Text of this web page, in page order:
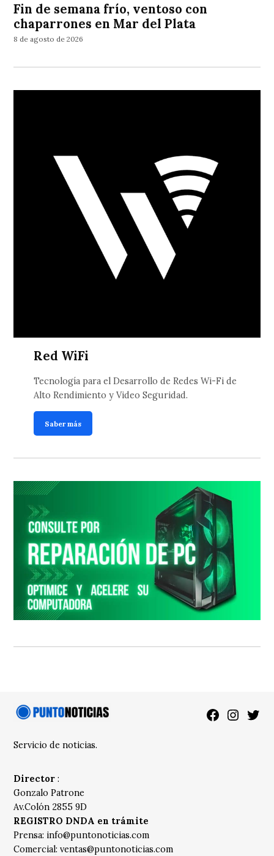
Fin de semana frío, ventoso con
chaparrones en Mar del Plata
8 de agosto de 2026
Red WiFi
Tecnología para el Desarrollo de Redes Wi-Fi de
Alto Rendimiento y Video Seguridad.
Saber más
Facebook
Servicio de noticias.
Director :
Gonzalo Patrone
Av.Colón 2855 9D
REGISTRO DNDA en trámite
Prensa: info@puntonoticias.com
Comercial:ventas@puntonoticias.com